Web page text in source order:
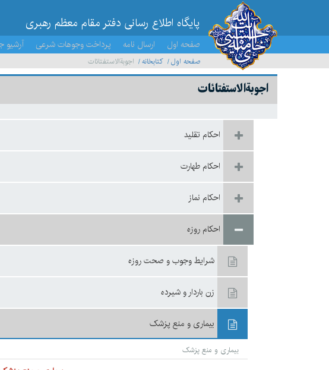
پایگاه اطلاع رسانی دفتر مقام معظم رهبری
صفحه اول ارسال نامه پرداخت وجوهات شرعی آرشیو
صفحه اول کتابخانه اجوبة‌الاستفتائات
اجوبة‌الاستفتائات
احكام تقليد
احکام طهارت
احكام نماز
احكام روزه
شرايط وجوب و صحت روزه
زن باردار و شيرده
بيمارى و منع پزشک
بيمارى و منع پزشک